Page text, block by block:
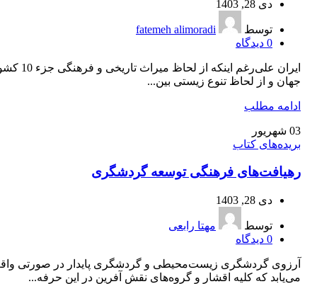
دی 28, 1403
توسط
fatemeh alimoradi
0 دیدگاه
ایران علی‌رغم اینکه از
جهان و از لحاظ تنوع زیستی بین...
ادامه مطلب
03 شهریور
بریده‌های کتاب
رهیافت‌‌های فرهنگی توسعه گردشگری
دی 28, 1403
توسط
مهتا رابعی
0 دیدگاه
آرزوی گردشگری زیست‌محیطی و گردشگری پایدار در صورتی
می‌یابد که کلیه اقشار و گروه‌های نقش آفرین در این حرفه...